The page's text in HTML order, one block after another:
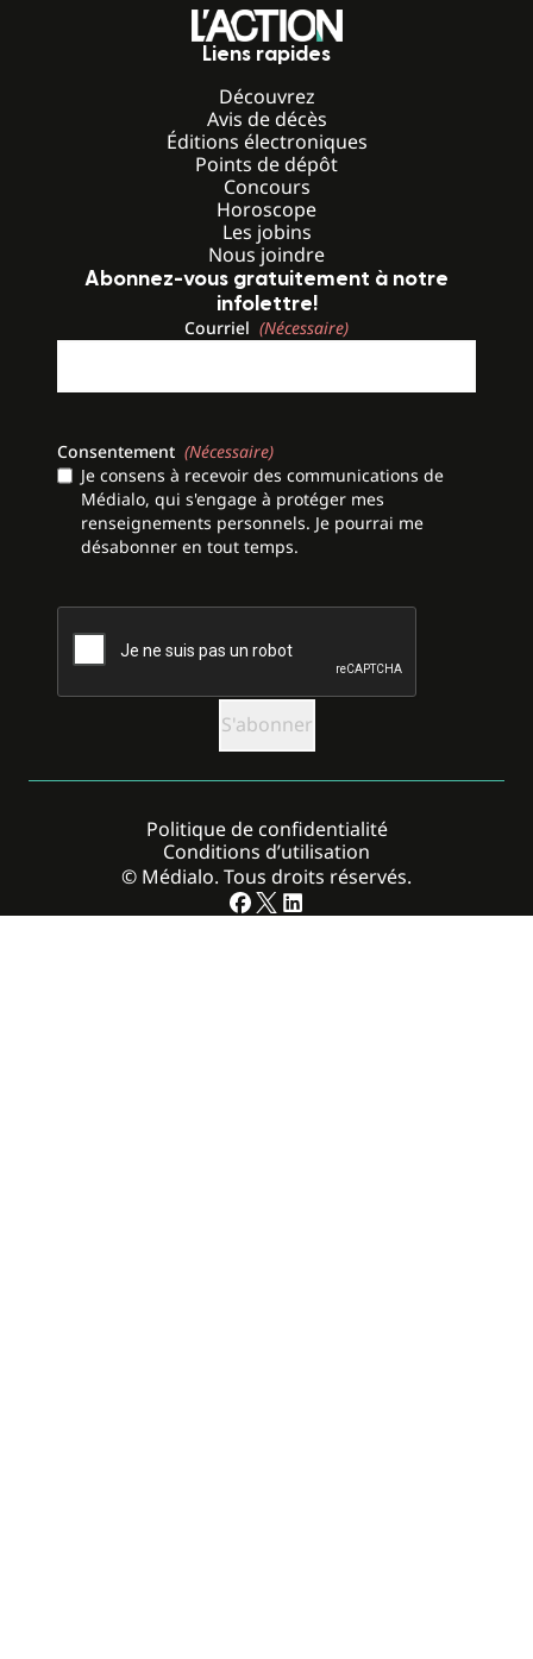
Liens rapides
Découvrez
Avis de décès
Éditions électroniques
Points de dépôt
Concours
Horoscope
Les jobins
Nous joindre
Abonnez-vous gratuitement à notre
infolettre!
Courriel (Nécessaire)
Consentement (Nécessaire)
Je consens à recevoir des communications de
Médialo, qui s'engage à protéger mes
renseignements personnels. Je pourrai me
désabonner en tout temps.
CAPTCHA
© Médialo. Tous droits réservés.
Politique de confidentialité
Conditions d’utilisation